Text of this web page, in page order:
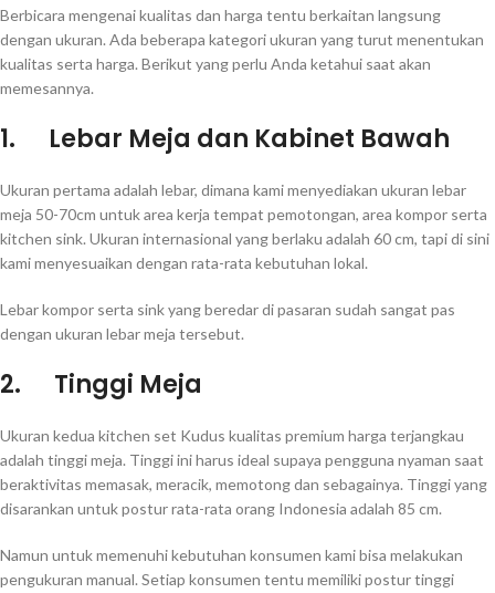
Berbicara mengenai kualitas dan harga tentu berkaitan langsung
dengan ukuran. Ada beberapa kategori ukuran yang turut menentukan
kualitas serta harga. Berikut yang perlu Anda ketahui saat akan
memesannya.
1. Lebar Meja dan Kabinet Bawah
Ukuran pertama adalah lebar, dimana kami menyediakan ukuran lebar
meja 50-70cm untuk area kerja tempat pemotongan, area kompor serta
kitchen sink. Ukuran internasional yang berlaku adalah 60 cm, tapi di sini
kami menyesuaikan dengan rata-rata kebutuhan lokal.
Lebar kompor serta sink yang beredar di pasaran sudah sangat pas
dengan ukuran lebar meja tersebut.
2. Tinggi Meja
Ukuran kedua kitchen set Kudus kualitas premium harga terjangkau
adalah tinggi meja. Tinggi ini harus ideal supaya pengguna nyaman saat
beraktivitas memasak, meracik, memotong dan sebagainya. Tinggi yang
disarankan untuk postur rata-rata orang Indonesia adalah 85 cm.
Namun untuk memenuhi kebutuhan konsumen kami bisa melakukan
pengukuran manual. Setiap konsumen tentu memiliki postur tinggi